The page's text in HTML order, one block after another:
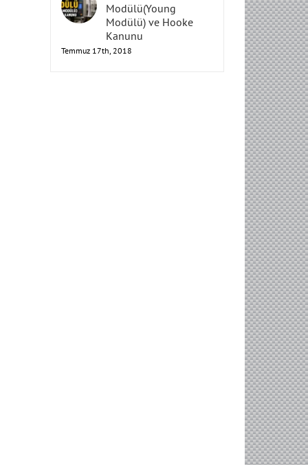
Elastisite
Modülü(Young
Modülü) ve Hooke